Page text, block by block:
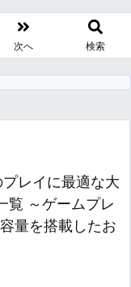
次へ 検索
レイに最適な大
覧 ～ゲームプレ
量を搭載したお